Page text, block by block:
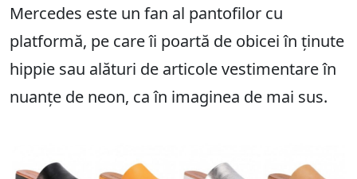
Mercedes este un fan al pantofilor cu
platformă, pe care îi poartă de obicei în ținute
hippie sau alături de articole vestimentare în
nuanțe de neon, ca în imaginea de mai sus.